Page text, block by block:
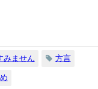
みません 方言